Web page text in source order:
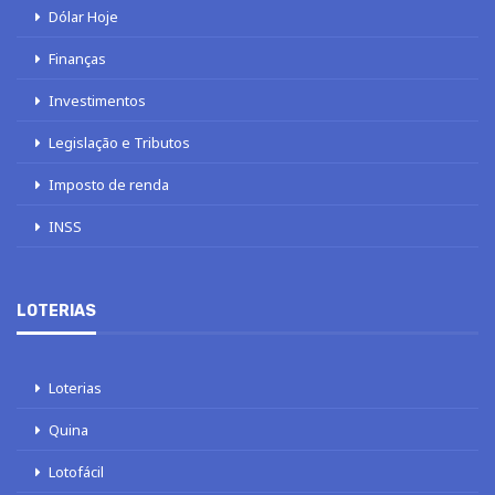
Dólar Hoje
Finanças
Investimentos
Legislação e Tributos
Imposto de renda
INSS
LOTERIAS
Loterias
Quina
Lotofácil